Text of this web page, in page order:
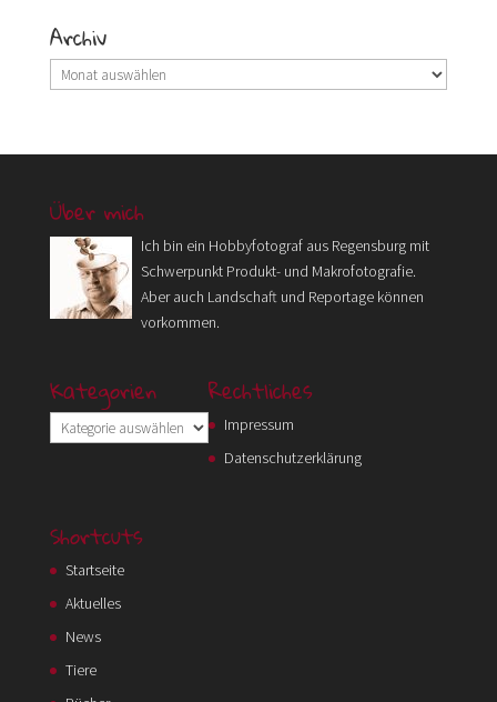
Archiv
Archiv
Über mich
Ich bin ein Hobbyfotograf aus Regensburg mit
Schwerpunkt Produkt- und Makrofotografie.
Aber auch Landschaft und Reportage können
vorkommen.
Kategorien
Kategorien
Rechtliches
Impressum
Datenschutzerklärung
Shortcuts
Startseite
Aktuelles
News
Tiere